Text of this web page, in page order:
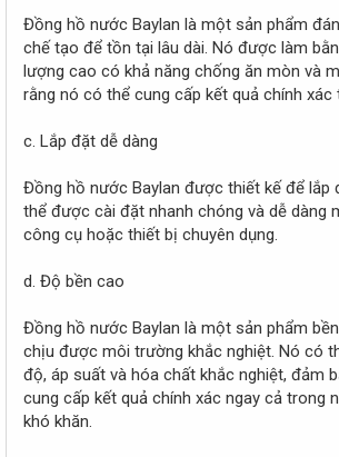
Đồng hồ nước Baylan là một sản phẩm
chế tạo để tồn tại lâu dài. Nó được làm
lượng cao có khả năng chống ăn mòn và
rằng nó có thể cung cấp kết quả chính xác
c. Lắp đặt dễ dàng
Đồng hồ nước Baylan được thiết kế để lắp
thể được cài đặt nhanh chóng và dễ dàng
công cụ hoặc thiết bị chuyên dụng.
d. Độ bền cao
Đồng hồ nước Baylan là một sản phẩm
chịu được môi trường khắc nghiệt. Nó có
độ, áp suất và hóa chất khắc nghiệt, đảm
cung cấp kết quả chính xác ngay cả trong
khó khăn.